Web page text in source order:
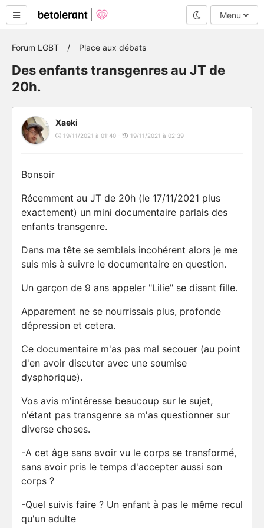
Mode nuit
Menu
Forum LGBT Place aux débats
Des enfants transgenres au JT de
20h.
Xaeki
19/11/2021 à 01:40 - 19/11/2021 à 02:39
Bonsoir
Récemment au JT de 20h (le 17/11/2021 plus
exactement) un mini documentaire parlais des
enfants transgenre.
Dans ma tête se semblais incohérent alors je me
suis mis à suivre le documentaire en question.
Un garçon de 9 ans appeler "Lilie" se disant fille.
Apparement ne se nourrissais plus, profonde
dépression et cetera.
Ce documentaire m'as pas mal secouer (au point
d'en avoir discuter avec une soumise
dysphorique).
Vos avis m'intéresse beaucoup sur le sujet,
n'étant pas transgenre sa m'as questionner sur
diverse choses.
-A cet âge sans avoir vu le corps se transformé,
sans avoir pris le temps d'accepter aussi son
corps ?
-Quel suivis faire ? Un enfant à pas le même recul
qu'un adulte